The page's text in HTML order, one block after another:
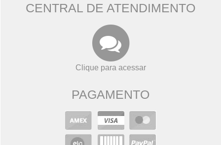
CENTRAL DE ATENDIMENTO
Clique para acessar
PAGAMENTO